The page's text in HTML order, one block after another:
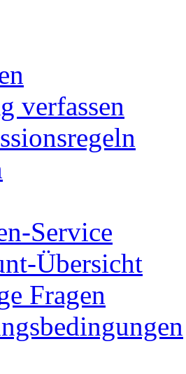
verfassen
Service
Übersicht
Fragen